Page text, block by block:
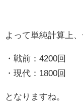
よって単純計算上
・戦前：4200回
・現代：1800回
となりますね。